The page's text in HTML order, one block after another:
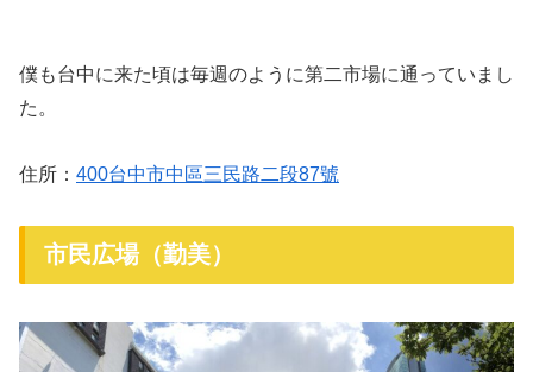
僕も台中に来た頃は毎週のように第二市場に通っていまし
た。
住所： 400台中市中區三民路二段87號
市民広場（勤美）